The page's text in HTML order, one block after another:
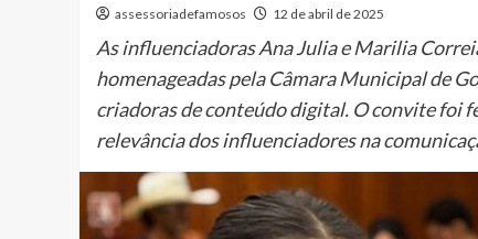
assessoriadefamosos 12 de abril de 2025
As influenciadoras Ana Julia e Marilia
homenageadas pela Câmara Municipal de
criadoras de conteúdo digital. O convite foi
relevância dos influenciadores na